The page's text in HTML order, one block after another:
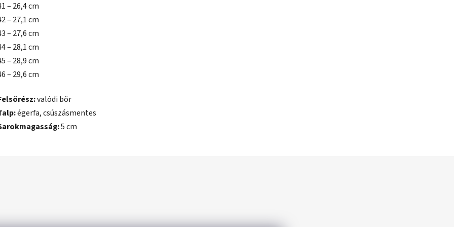
– 26,4 cm
– 27,1 cm
– 27,6 cm
– 28,1 cm
– 28,9 cm
– 29,6 cm
valódi bőr
égerfa, csúszásmentes
5 cm